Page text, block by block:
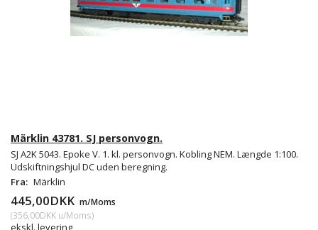
Märklin 43781. SJ personvogn.
SJ A2K 5043. Epoke V. 1. kl. personvogn. Kobling NEM. Længde 1:100.
Udskiftningshjul DC uden beregning.
Fra: Märklin
445,00DKK m/Moms
(356,00DKK u/Moms)
ekskl. levering